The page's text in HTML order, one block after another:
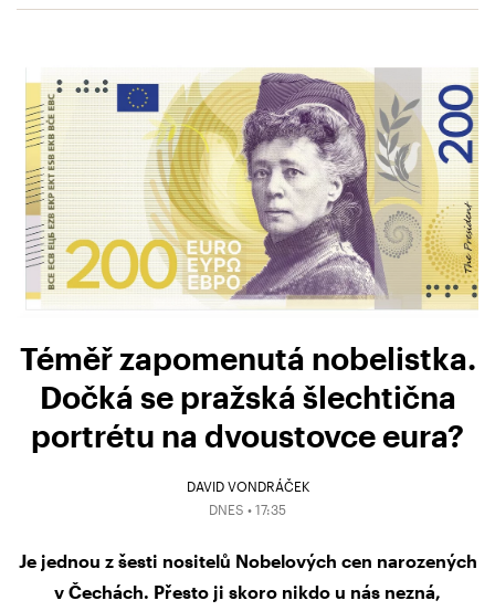
Téměř zapomenutá nobelistka.
Dočká se pražská šlechtična
portrétu na dvoustovce eura?
DAVID VONDRÁČEK
DNES • 17:35
Je jednou z šesti nositelů Nobelových cen narozených
v Čechách. Přesto ji skoro nikdo u nás nezná,